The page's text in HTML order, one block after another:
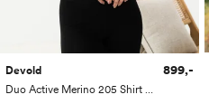
Devold
899,-